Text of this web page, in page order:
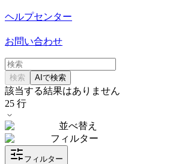
ヘルプセンター
お問い合わせ
検索 AIで検索
該当する結果はありません
25 行
並べ替え
フィルター
フィルター